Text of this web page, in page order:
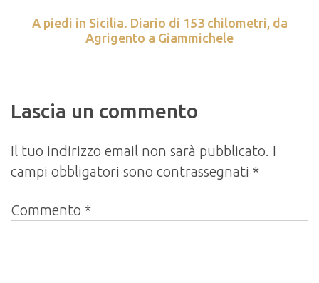
A piedi in Sicilia. Diario di 153 chilometri, da
Agrigento a Giammichele
Lascia un commento
Il tuo indirizzo email non sarà pubblicato. I
campi obbligatori sono contrassegnati *
Commento *